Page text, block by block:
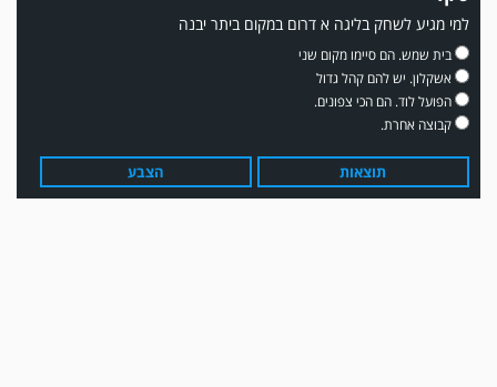
משחק אימון: שדרות גברה על מ.ס. דימונה 1-4.
למי מגיע לשחק בליגה א דרום במקום ביתר יבנה
בית שמש. הם סיימו מקום שני
אשקלון. יש להם קהל גדול
הפועל לוד. הם הכי צפונים.
קבוצה אחרת.
תוצאות הצבע